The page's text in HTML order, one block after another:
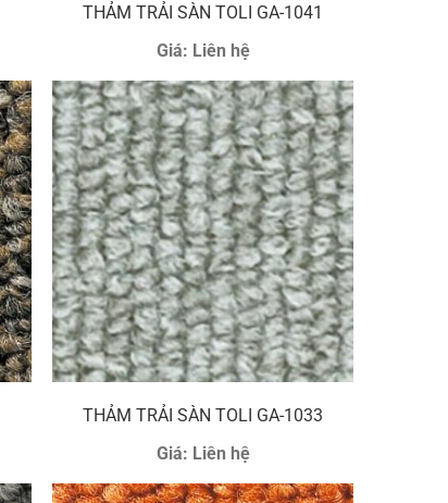
THẢM TRẢI SÀN TOLI GA-1041
Giá: Liên hệ
THẢM TRẢI SÀN TOLI GA-1033
Giá: Liên hệ